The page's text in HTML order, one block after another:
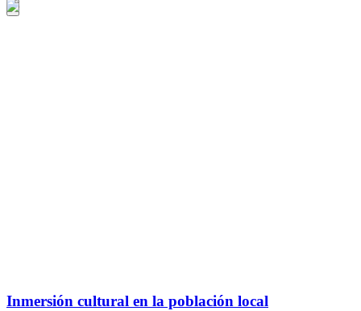
Inmersión cultural en la población local